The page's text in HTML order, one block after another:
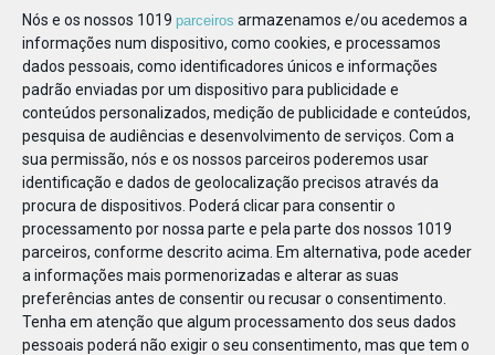
Nós e os nossos 1019 parceiros armazenamos e/ou acedemos a
informações num dispositivo, como cookies, e processamos
dados pessoais, como identificadores únicos e informações
padrão enviadas por um dispositivo para publicidade e
conteúdos personalizados, medição de publicidade e conteúdos,
pesquisa de audiências e desenvolvimento de serviços. Com a
sua permissão, nós e os nossos parceiros poderemos usar
identificação e dados de geolocalização precisos através da
procura de dispositivos. Poderá clicar para consentir o
processamento por nossa parte e pela parte dos nossos 1019
parceiros, conforme descrito acima. Em alternativa, pode aceder
a informações mais pormenorizadas e alterar as suas
preferências antes de consentir ou recusar o consentimento.
Tenha em atenção que algum processamento dos seus dados
pessoais poderá não exigir o seu consentimento, mas que tem o
64616930101494